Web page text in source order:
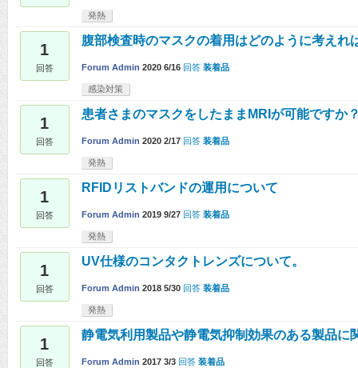
発熱
1
回答
腹部検査時のマスクの着用はどのように考えれ
Forum Admin 2020 6/16 回答 装着品
感染対策
1
回答
患者さまのマスクをしたままMRIが可能ですか
Forum Admin 2020 2/17 回答 装着品
発熱
1
回答
RFIDリストバンドの運用について
Forum Admin 2019 9/27 回答 装着品
発熱
1
回答
UV仕様のコンタクトレンズについて。
Forum Admin 2018 5/30 回答 装着品
発熱
1
回答
静電気利用製品や静電気抑制効果のある製品に
Forum Admin 2017 3/3 回答 装着品